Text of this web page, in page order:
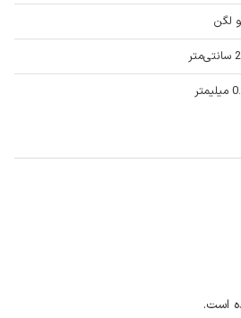
لگن
است.